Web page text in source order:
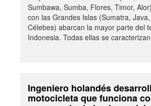
Sumbawa, Sumba, Flores, Timor,
con las Grandes Islas (Sumatra,
Célebes) abarcan la mayor parte del
Indonesia. Todas ellas se
Ingeniero holandés
motocicleta que funciona